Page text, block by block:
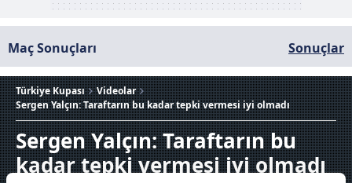
Maç Sonuçları Sonuçlar
Türkiye Kupası
Videolar
Sergen Yalçın: Taraftarın bu kadar tepki vermesi iyi olmadı
Sergen Yalçın: Taraftarın bu
kadar tepki vermesi iyi olmadı